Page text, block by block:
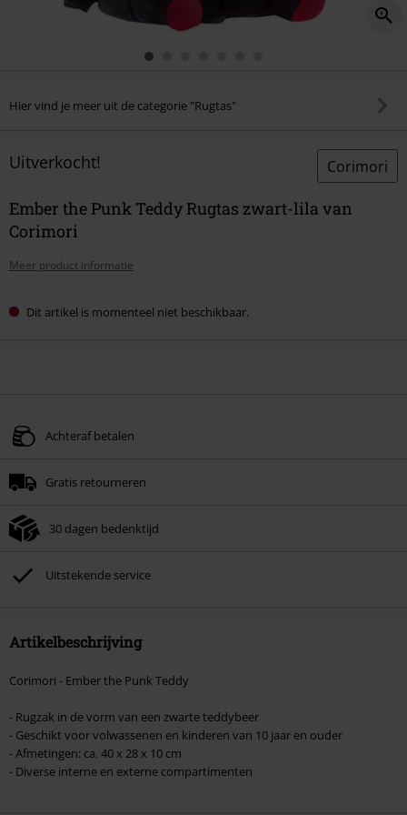
Hier vind je meer uit de categorie "Rugtas"
Uitverkocht! Corimori
Ember the Punk Teddy Rugtas zwart-lila van
Corimori
Meer product informatie
Dit artikel is momenteel niet beschikbaar.
Achteraf betalen
Gratis retourneren
30 dagen bedenktijd
Uitstekende service
Artikelbeschrijving
Corimori - Ember the Punk Teddy
- Rugzak in de vorm van een zwarte teddybeer
- Geschikt voor volwassenen en kinderen van 10 jaar en ouder
- Afmetingen: ca. 40 x 28 x 10 cm
- Diverse interne en externe compartimenten